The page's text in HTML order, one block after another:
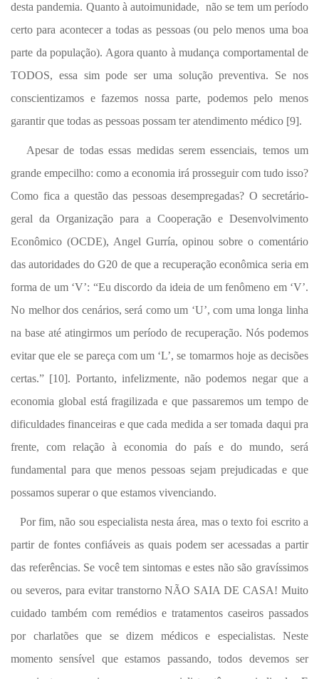
desta pandemia. Quanto à autoimunidade, não se tem um período
certo para acontecer a todas as pessoas (ou pelo menos uma boa
parte da população). Agora quanto à mudança comportamental de
TODOS, essa sim pode ser uma solução preventiva. Se nos
conscientizamos e fazemos nossa parte, podemos pelo menos
garantir que todas as pessoas possam ter atendimento médico [9].
Apesar de todas essas medidas serem essenciais, temos um
grande empecilho: como a economia irá prosseguir com tudo isso?
Como fica a questão das pessoas desempregadas? O secretário-
geral da Organização para a Cooperação e Desenvolvimento
Econômico (OCDE), Angel Gurría, opinou sobre o comentário
das autoridades do G20 de que a recuperação econômica seria em
forma de um ‘V’: “Eu discordo da ideia de um fenômeno em ‘V’.
No melhor dos cenários, será como um ‘U’, com uma longa linha
na base até atingirmos um período de recuperação. Nós podemos
evitar que ele se pareça com um ‘L’, se tomarmos hoje as decisões
certas.” [10]. Portanto, infelizmente, não podemos negar que a
economia global está fragilizada e que passaremos um tempo de
dificuldades financeiras e que cada medida a ser tomada daqui pra
frente, com relação à economia do país e do mundo, será
fundamental para que menos pessoas sejam prejudicadas e que
possamos superar o que estamos vivenciando.
Por fim, não sou especialista nesta área, mas o texto foi escrito a
partir de fontes confiáveis as quais podem ser acessadas a partir
das referências. Se você tem sintomas e estes não são gravíssimos
ou severos, para evitar transtorno NÃO SAIA DE CASA! Muito
cuidado também com remédios e tratamentos caseiros passados
por charlatões que se dizem médicos e especialistas. Neste
momento sensível que estamos passando, todos devemos ser